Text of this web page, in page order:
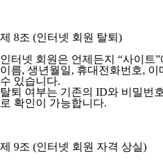
제 8조 (인터넷 회원 탈퇴)
인터넷 회원은 언제든지 “사이트
이름, 생년월일, 휴대전화번호,
수 있습니다.
탈퇴 여부는 기존의 ID와 비밀번
로 확인이 가능합니다.
제 9조 (인터넷 회원 자격 상실)